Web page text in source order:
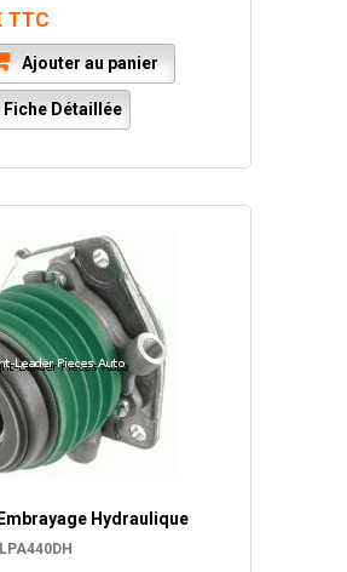
TTC
Ajouter au panier
Détaillée
Hydraulique
LPA440DH